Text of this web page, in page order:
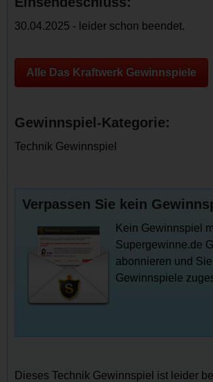
30.04.2025 - leider schon beendet.
Alle Das Kraftwerk Gewinnspiele
Gewinnspiel-Kategorie:
Technik Gewinnspiel
Verpassen Sie kein
Kein Gewinnspiel
Supergewinne.de
abonnieren und
Gewinnspiele
Dieses Technik Gewinnspiel ist leider